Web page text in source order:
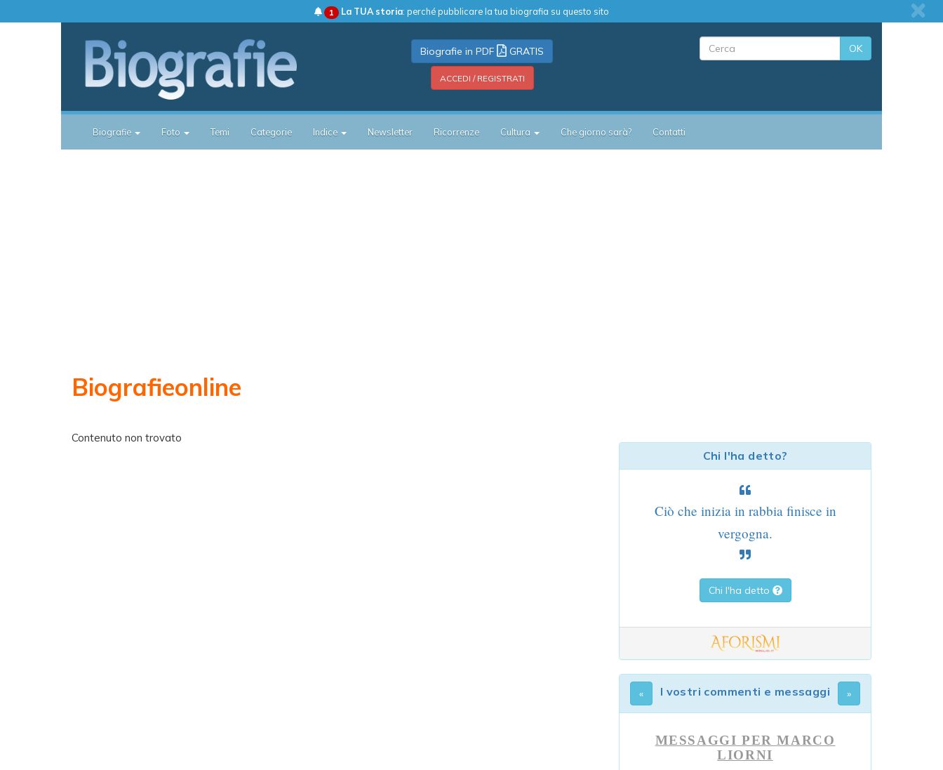
1 La TUA storia: perché pubblicare la tua biografia su questo sito
Biografie in PDF GRATIS
ACCEDI / REGISTRATI
OK
Biografie Foto Temi Categorie Indice Newsletter Ricorrenze Cultura Che giorno sarà? Contatti
Biografieonline
Contenuto non trovato
Chi l'ha detto?
Ciò che inizia in rabbia finisce in
vergogna.
Chi l'ha detto
I vostri commenti e messaggi
MESSAGGI PER MARCO
LIORNI